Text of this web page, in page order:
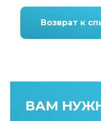
Возврат к
ВАМ